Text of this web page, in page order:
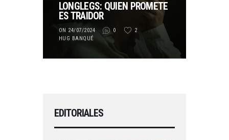
TÉRMINOS Y CONDICIONES
LONGLEGS: QUIEN PROMETE
ES TRAIDOR
ON 24/07/2024 0
2
HUG BANQUÉ
EDITORIALES